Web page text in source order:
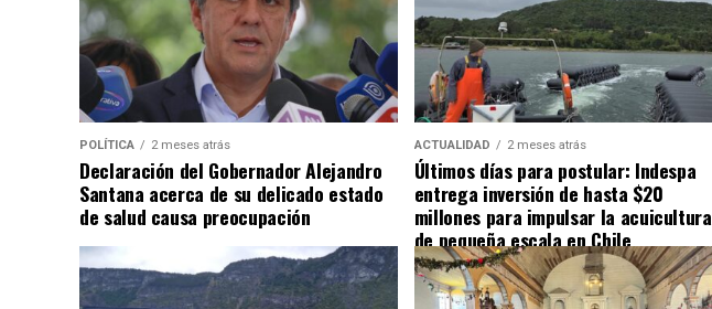
POLÍTICA 2 meses atrás
Declaración del Gobernador Alejandro
Santana acerca de su delicado estado
de salud causa preocupación
ACTUALIDAD 2 meses atrás
Últimos días para postular: Indespa
entrega inversión de hasta $20
millones para impulsar la acuicultura
de pequeña escala en Chile